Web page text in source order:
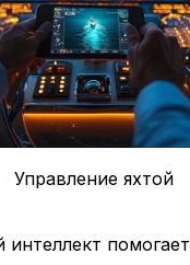
Управление яхтой
интеллект помогает